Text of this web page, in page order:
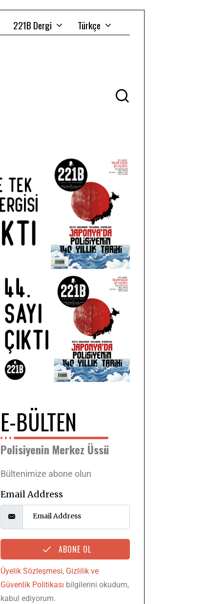
221B Dergi Türkçe
E-BÜLTEN
Polisiyenin Merkez Üssü
Bültenimize abone olun
Email Address
ABONE OL
Üyelik Sözleşmesi, Gizlilik ve
Güvenlik Politikası bilgilerini okudum,
kabul ediyorum.